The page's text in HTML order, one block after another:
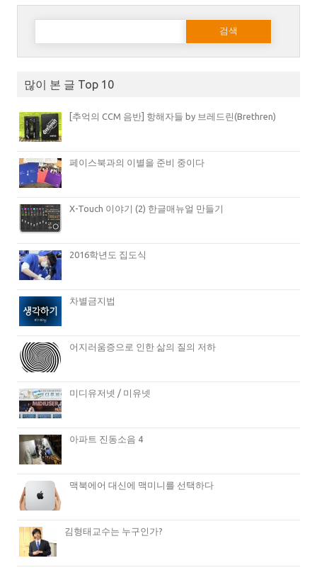
다음 검색:
많이 본 글 Top 10
[추억의 CCM 음반] 항해자들 by 브레드린(Brethren)
페이스북과의 이별을 준비 중이다
X-Touch 이야기 (2) 한글매뉴얼 만들기
2016학년도 집도식
차별금지법
어지러움증으로 인한 삶의 질의 저하
미디유저넷 / 미유넷
아파트 진동소음 4
맥북에어 대신에 맥미니를 선택하다
김형태교수는 누구인가?